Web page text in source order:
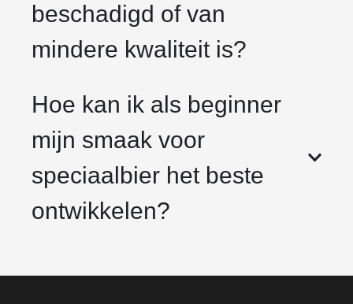
beschadigd of van
mindere kwaliteit is?
Hoe kan ik als beginner
mijn smaak voor
speciaalbier het beste
ontwikkelen?